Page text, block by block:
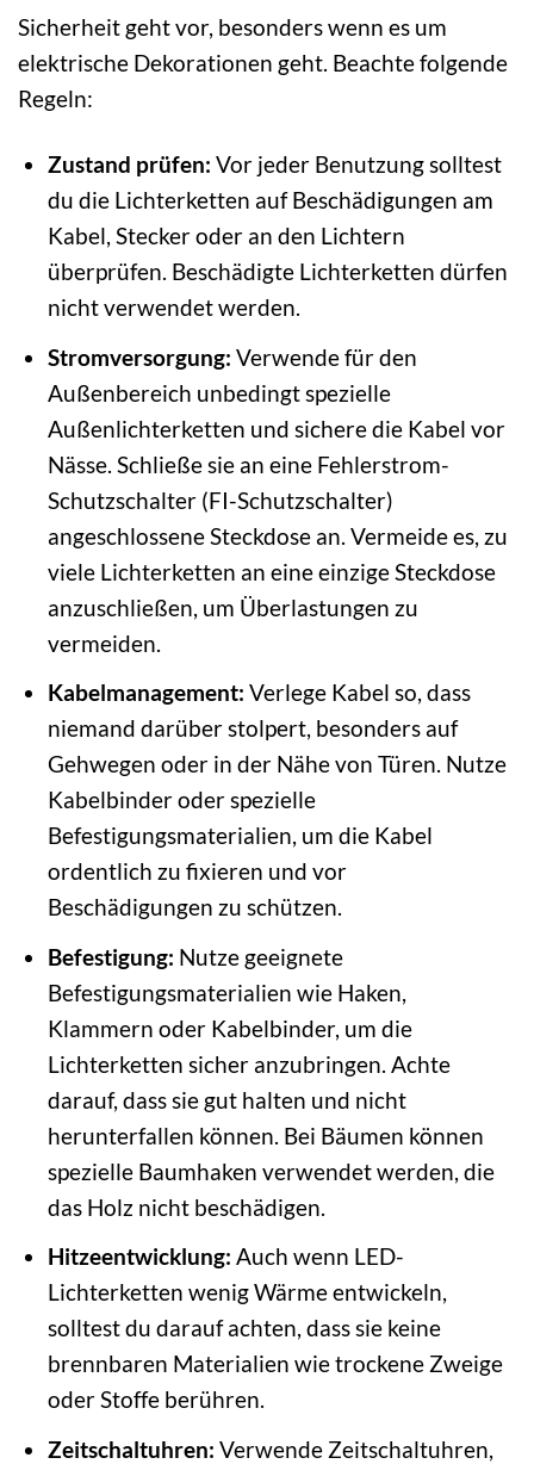
Sicherheit geht vor, besonders wenn es um
elektrische Dekorationen geht. Beachte folgende
Regeln:
Zustand prüfen: Vor jeder Benutzung solltest
du die Lichterketten auf Beschädigungen am
Kabel, Stecker oder an den Lichtern
überprüfen. Beschädigte Lichterketten dürfen
nicht verwendet werden.
Stromversorgung: Verwende für den
Außenbereich unbedingt spezielle
Außenlichterketten und sichere die Kabel vor
Nässe. Schließe sie an eine Fehlerstrom-
Schutzschalter (FI-Schutzschalter)
angeschlossene Steckdose an. Vermeide es, zu
viele Lichterketten an eine einzige Steckdose
anzuschließen, um Überlastungen zu
vermeiden.
Kabelmanagement: Verlege Kabel so, dass
niemand darüber stolpert, besonders auf
Gehwegen oder in der Nähe von Türen. Nutze
Kabelbinder oder spezielle
Befestigungsmaterialien, um die Kabel
ordentlich zu fixieren und vor
Beschädigungen zu schützen.
Befestigung: Nutze geeignete
Befestigungsmaterialien wie Haken,
Klammern oder Kabelbinder, um die
Lichterketten sicher anzubringen. Achte
darauf, dass sie gut halten und nicht
herunterfallen können. Bei Bäumen können
spezielle Baumhaken verwendet werden, die
das Holz nicht beschädigen.
Hitzeentwicklung: Auch wenn LED-
Lichterketten wenig Wärme entwickeln,
solltest du darauf achten, dass sie keine
brennbaren Materialien wie trockene Zweige
oder Stoffe berühren.
Zeitschaltuhren: Verwende Zeitschaltuhren,